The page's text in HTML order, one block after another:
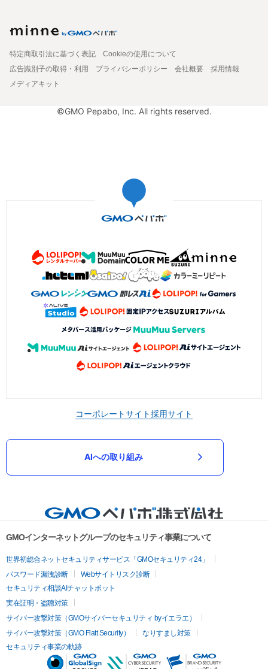
特定商取引法に基づく表記
Cookieの使用について
広告識別子の取得・利用
プライバシーポリシー 会社概要
採用情報
メディアキット
©GMO Pepabo, Inc. All rights reserved.
コーポレートサイト採用サイト
AIへの取り組み
GMOインターネットグループのセキュリティ事業について
世界初総合ネットセキュリティサービス「GMOセキュリティ24」
パスワード漏洩診断
Webサイトリスク診断
セキュリティ相談AIチャットボット
実在証明・盗聴対策
サイバー攻撃対策（GMOサイバーセキュリティ byイエラエ）
サイバー攻撃対策（GMO Flatt Security）
なりすまし対策
セキュリティ事業の軌跡